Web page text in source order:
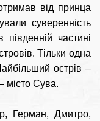
від принца
суверенність
частині
Тільки одна
острів –
місто Сува.
Герман, Дмитро,